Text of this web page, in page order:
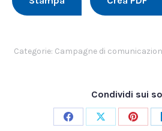
Categorie: Campagne di
Condividi sui
CondividiCondividi